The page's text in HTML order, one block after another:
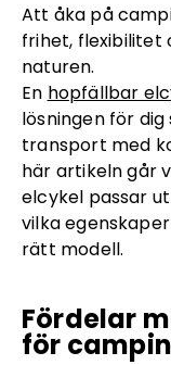
Att åka på
frihet, flexibilitet
naturen.
En hopfällbar
lösningen för
transport med
här artikeln går
elcykel passar
vilka
rätt modell.
Fördelar
för